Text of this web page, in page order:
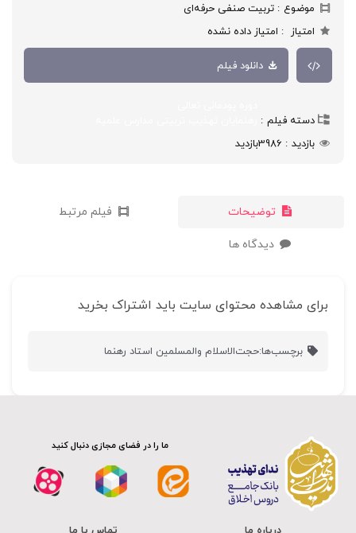
موضوع
تربیت صنفی حرفه‌ای
امتیاز
امتیاز داده نشده
دانلود فیلم
دسته فیلم
بازدید
3986بازدید
توضیحات فیلم مرتبط
دیدگاه ها
برای مشاهده محتوای سایت باید اشتراک بخرید
برچسب‌ها:حجت‌الاسلام والمسلمین استاد رهنما
ما را در فضای مجازی دنبال کنید